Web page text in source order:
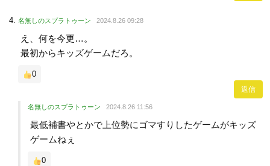
名無しのスプラトゥーン 2024.8.26 09:28
え、何を今更…。
最初からキッズゲームだろ。
0
返信
名無しのスプラトゥーン 2024.8.26 11:56
最低補書やとかで上位勢にゴマすりしたゲームがキッズ
ゲームねぇ
0